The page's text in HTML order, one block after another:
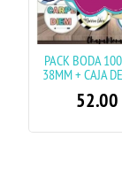
PACK BODA
38MM + CAJA
52.00